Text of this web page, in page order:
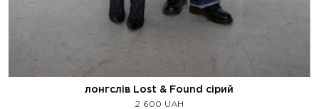
лонгслів Lost & Found сірий
2 600 UAH